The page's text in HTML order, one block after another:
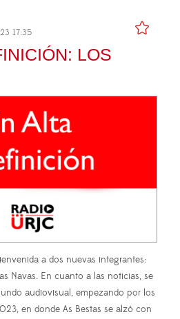
17:35
LOS
a dos nuevas integrantes:
Navas. En cuanto a las noticias, se
audiovisual, empezando por los
en donde As Bestas se alzó con